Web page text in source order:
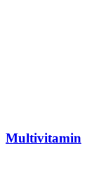
Multivitamin